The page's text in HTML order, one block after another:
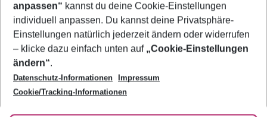
Footer
Footer navigation
Über uns
AGB
Bestpreisgarantie
Cookie-Einstellungen ändern
Cookie-Richtlinie
Agenturbetreuung
Barrierefreies Reisen
Folge uns
anpassen“ kannst du deine Cookie-Einstellungen
individuell anpassen. Du kannst deine Privatsphäre-
Einstellungen natürlich jederzeit ändern oder widerrufen
– klicke dazu einfach unten auf „Cookie-Einstellungen
ändern“.
Datenschutz-Informationen
Impressum
Cookie/Tracking-Informationen